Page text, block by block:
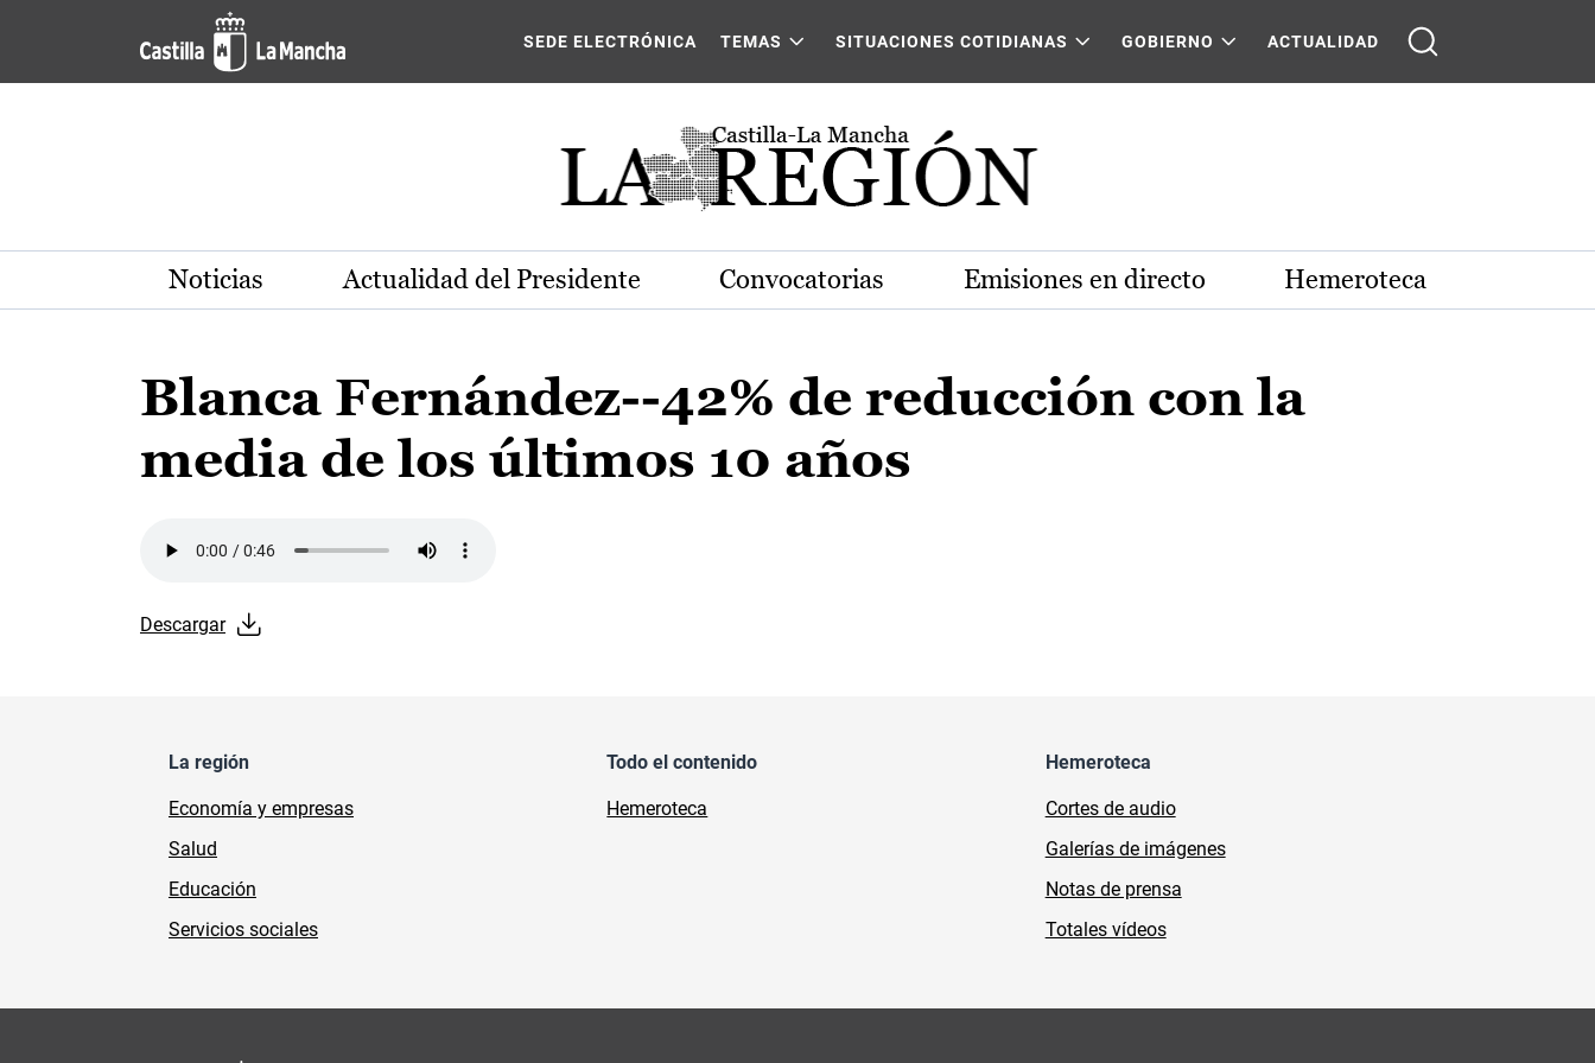
Pasar al contenido principal
SEDE ELECTRÓNICA TEMAS SITUACIONES COTIDIANAS GOBIERNO ACTUALIDAD
Noticias Actualidad del Presidente Convocatorias Emisiones en directo Hemeroteca
Blanca Fernández--42% de reducción con la
media de los últimos 10 años
Descargar
La región
Economía y empresas
Salud
Educación
Servicios sociales
Todo el contenido
Hemeroteca
Hemeroteca
Cortes de audio
Galerías de imágenes
Notas de prensa
Totales vídeos